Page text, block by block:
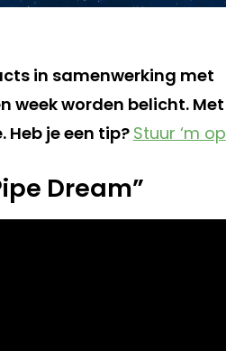
in samenwerking met
week worden belicht. Met
Heb je een tip?Stuur ‘m op
Dream”